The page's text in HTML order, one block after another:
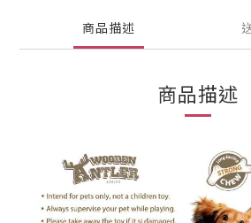
商品描述
商品描述